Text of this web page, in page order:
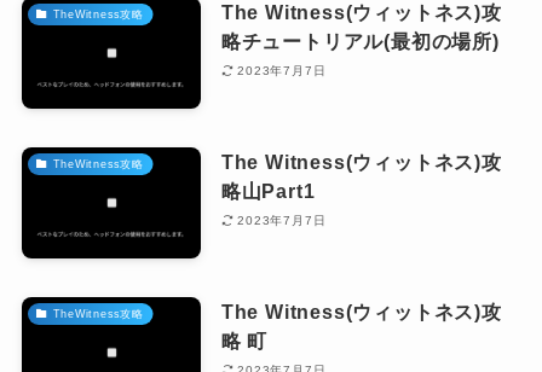
TheWitness攻略
The Witness(ウィットネス)攻
略チュートリアル(最初の場所)
2023年7月7日
TheWitness攻略
The Witness(ウィットネス)攻
略山Part1
2023年7月7日
TheWitness攻略
The Witness(ウィットネス)攻
略 町